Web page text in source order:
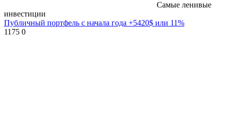
Самые ленивые
инвестиции
Публичный портфель с начала года +5420$ или 11%
1175 0